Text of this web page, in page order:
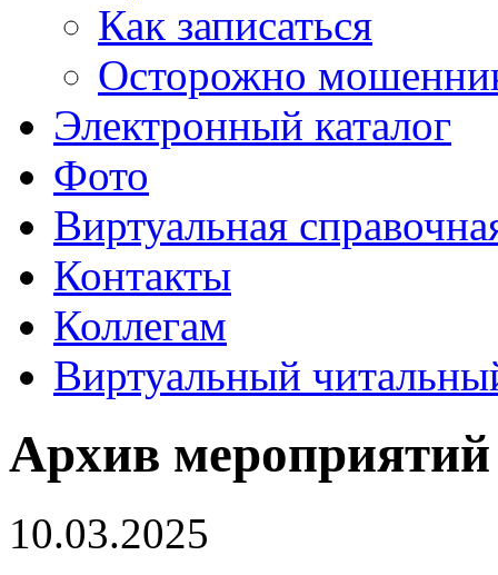
Как записаться
Осторожно
Электронный каталог
Фото
Виртуальная
Контакты
Коллегам
Виртуальный
Архив мероприятий
10.03.2025